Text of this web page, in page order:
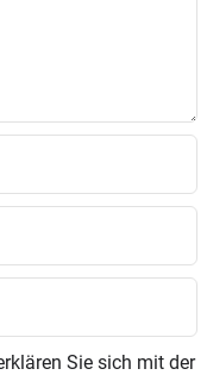
Sie sich mit der